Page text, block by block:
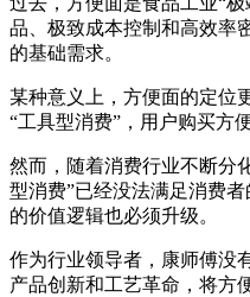
品、极致成本控制和高效率
的基础需求。
某种意义上，方便面的定
“工具型消费”，用户购买方
然而，随着消费行业不断分
型消费”已经没法满足消费
的价值逻辑也必须升级。
作为行业领导者，康师傅没
产品创新和工艺革命，将方